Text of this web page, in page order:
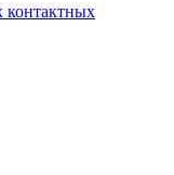
контактных